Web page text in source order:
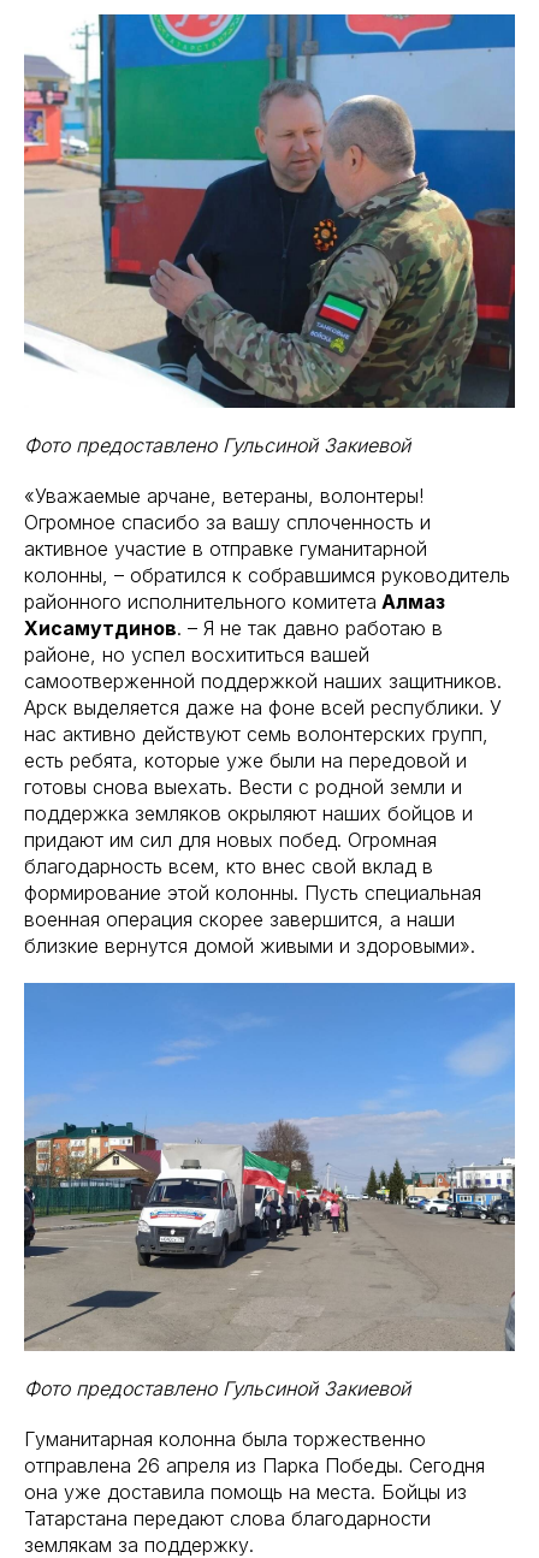
Фото предоставлено Гульсиной Закиевой
«Уважаемые арчане, ветераны, волонтеры!
Огромное спасибо за вашу сплоченность и
активное участие в отправке гуманитарной
колонны, – обратился к собравшимся руководитель
районного исполнительного комитета Алмаз
Хисамутдинов. – Я не так давно работаю в
районе, но успел восхититься вашей
самоотверженной поддержкой наших защитников.
Арск выделяется даже на фоне всей республики. У
нас активно действуют семь волонтерских групп,
есть ребята, которые уже были на передовой и
готовы снова выехать. Вести с родной земли и
поддержка земляков окрыляют наших бойцов и
придают им сил для новых побед. Огромная
благодарность всем, кто внес свой вклад в
формирование этой колонны. Пусть специальная
военная операция скорее завершится, а наши
близкие вернутся домой живыми и здоровыми».
Фото предоставлено Гульсиной Закиевой
Гуманитарная колонна была торжественно
отправлена 26 апреля из Парка Победы. Сегодня
она уже доставила помощь на места. Бойцы из
Татарстана передают слова благодарности
землякам за поддержку.